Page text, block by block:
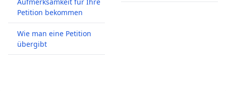
Petition bekommen
Wie man eine Petition
übergibt